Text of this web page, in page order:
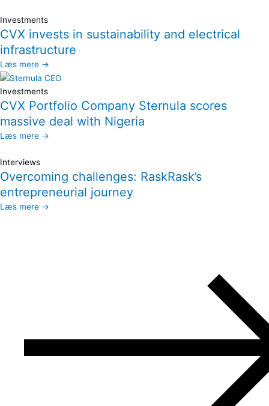
Investments
CVX invests in sustainability and electrical
infrastructure
Læs mere →
Investments
CVX Portfolio Company Sternula scores
massive deal with Nigeria
Læs mere →
Interviews
Overcoming challenges: RaskRask’s
entrepreneurial journey
Læs mere →